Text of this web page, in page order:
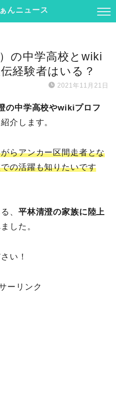
んニュース
の中学高校とwiki
経験者はいる？
2021年11月21日
の中学高校やwikiプロフ
介します。
らアンカー区間走者とな
の活躍も知りたいです
、 平林清澄の家族に陸上
した。
い！
ーリンク